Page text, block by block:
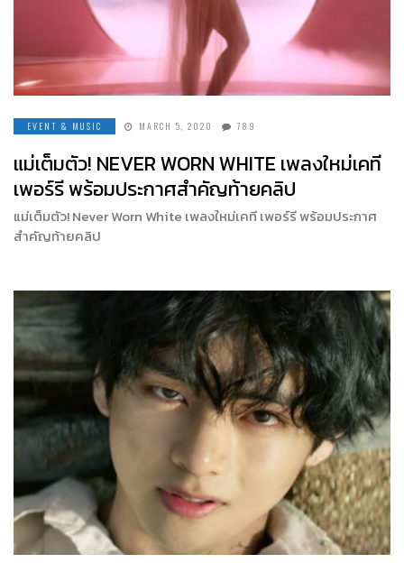
EVENT & MUSIC MARCH 5, 2020 789
แม่เต็มตัว! NEVER WORN WHITE เพลงใหม่เคที
เพอร์รี พร้อมประกาศสำคัญท้ายคลิป
แม่เต็มตัว! Never Worn White เพลงใหม่เคที เพอร์รี พร้อมประกาศ
สำคัญท้ายคลิป